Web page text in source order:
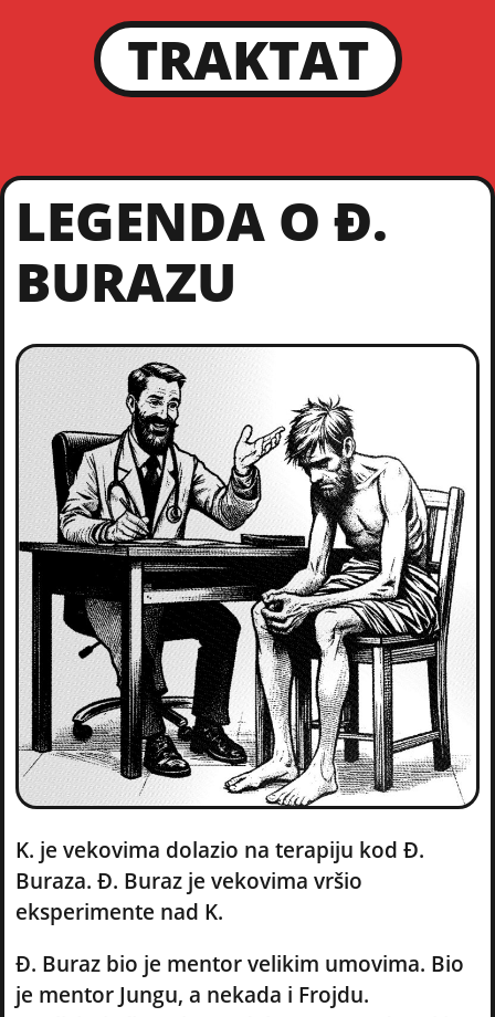
TRAKTAT
LEGENDA O Đ.
BURAZU
K. je vekovima dolazio na terapiju kod Đ.
Buraza. Đ. Buraz je vekovima vršio
eksperimente nad K.
Đ. Buraz bio je mentor velikim umovima. Bio
je mentor Jungu, a nekada i Frojdu.